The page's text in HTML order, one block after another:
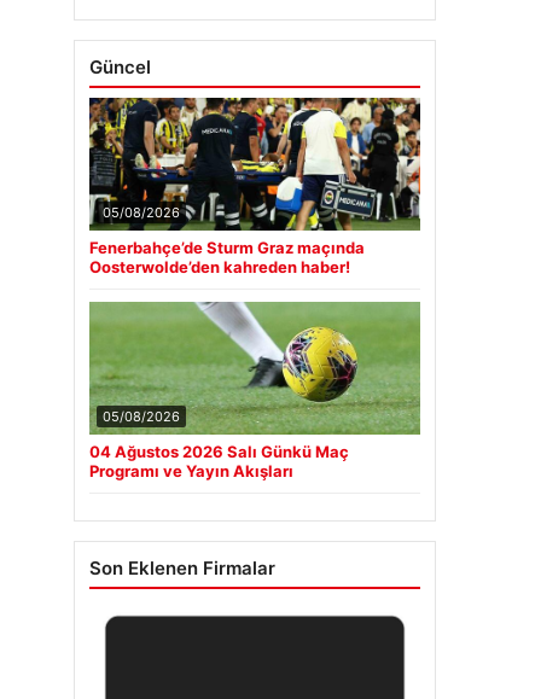
Güncel
05/08/2026
Fenerbahçe’de Sturm Graz maçında
Oosterwolde’den kahreden haber!
05/08/2026
04 Ağustos 2026 Salı Günkü Maç
Programı ve Yayın Akışları
Son Eklenen Firmalar